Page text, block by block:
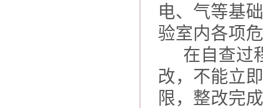
电、气等基
验室内各项
在自查过
改，不能立
限，整改完